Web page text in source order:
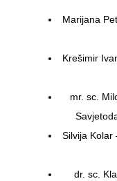
Marijana
Krešimir
mr. sc.
Silvija Kolar
dr. sc.